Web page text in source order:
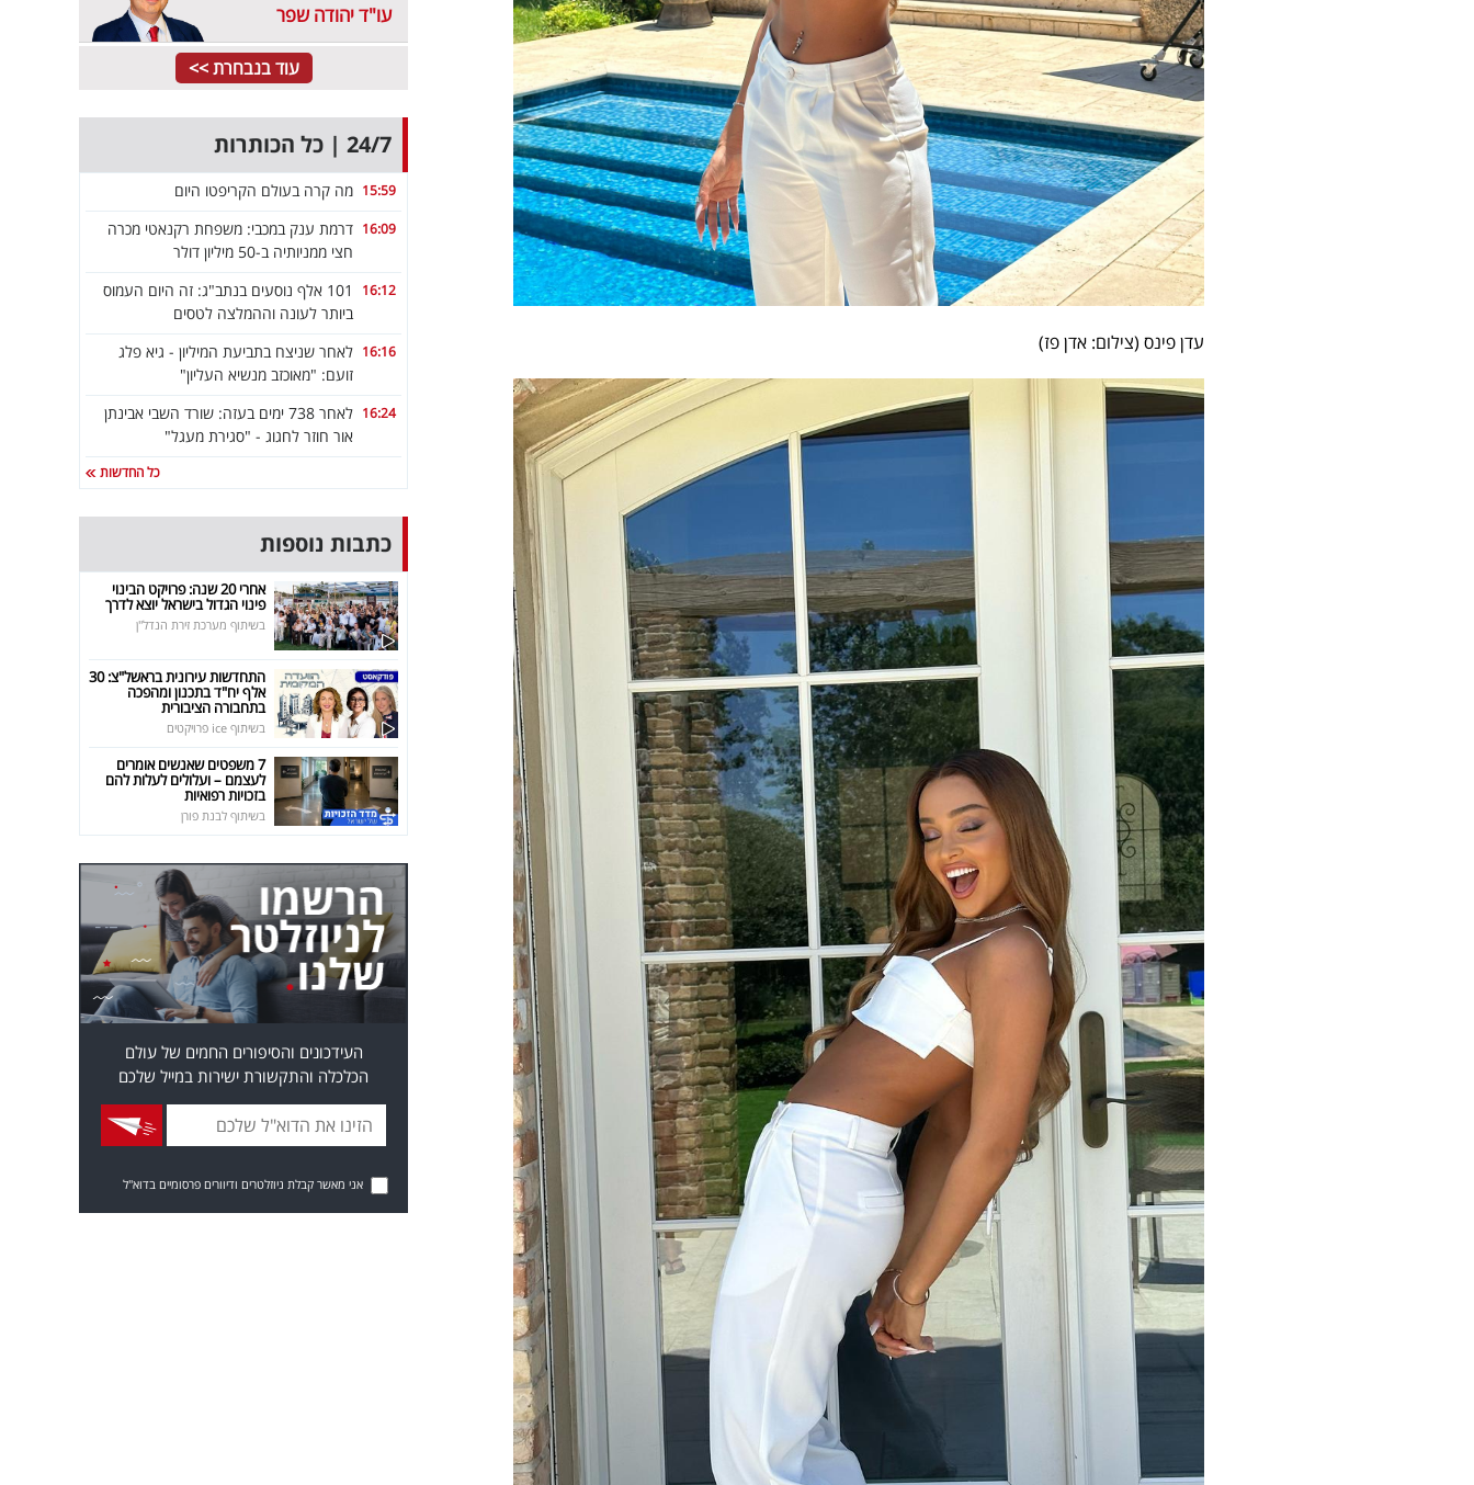
עדן פינס (צילום: אדן פז)
עו"ד יהודה שפר
עוד בנבחרת >>
24/7 | כל הכותרות
15:59 מה קרה בעולם הקריפטו היום
16:09 דרמת ענק במכבי: משפחת רקנאטי מכרה
חצי ממניותיה ב-50 מיליון דולר
16:12
101 אלף נוסעים בנתב"ג: זה היום העמוס
ביותר לעונה וההמלצה לטסים
16:16 לאחר שניצח בתביעת המיליון - גיא פלג
זועם: "מאוכזב מנשיא העליון"
16:24
לאחר 738 ימים בעזה: שורד השבי אבינתן
אור חוזר לחגוג - "סגירת מעגל"
כל החדשות
כתבות נוספות
אחרי 20 שנה: פרויקט הבינוי
פינוי הגדול בישראל יוצא לדרך
בשיתוף מערכת זירת הנדל"ן
התחדשות עירונית בראשל"צ: 30
אלף יח"ד בתכנון ומהפכה
בתחבורה הציבורית
בשיתוף ice פרויקטים
7 משפטים שאנשים אומרים
לעצמם – ועלולים לעלות להם
בזכויות רפואיות
בשיתוף לבנת פורן
העידכונים והסיפורים החמים של עולם
הכלכלה והתקשורת ישירות במייל שלכם
אני מאשר קבלת ניוזלטרים ודיוורים פרסומיים בדוא"ל